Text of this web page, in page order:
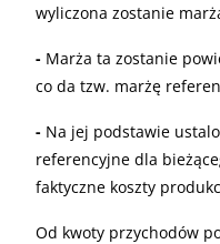
wyliczona zostanie
- Marża ta zostanie
co da tzw. marżę
- Na jej podstawie
referencyjne dla
faktyczne koszty
Od kwoty przychodów